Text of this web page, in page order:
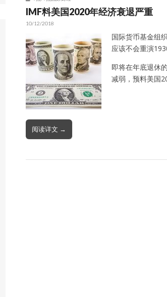
IMF料美国2020年经济衰退严重
10/12/2018
国际货币基金组
应该不会重演
即将在年底退休
减弱，预料美国
阅读详文 →